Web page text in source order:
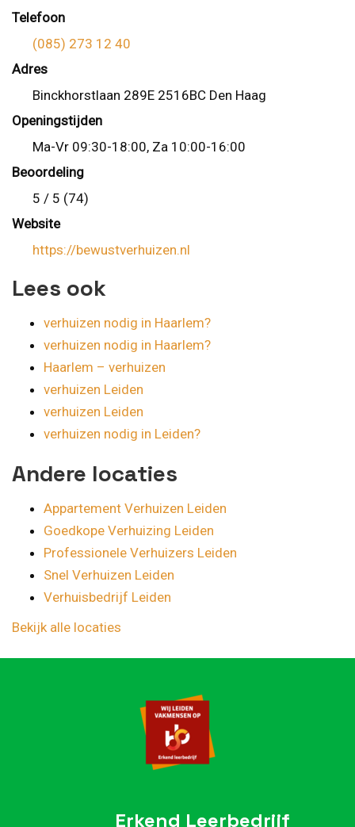
Telefoon
(085) 273 12 40
Adres
Binckhorstlaan 289E 2516BC Den Haag
Openingstijden
Ma-Vr 09:30-18:00, Za 10:00-16:00
Beoordeling
5 / 5 (74)
Website
https://bewustverhuizen.nl
Lees ook
verhuizen nodig in Haarlem?
verhuizen nodig in Haarlem?
Haarlem – verhuizen
verhuizen Leiden
verhuizen Leiden
verhuizen nodig in Leiden?
Andere locaties
Appartement Verhuizen Leiden
Goedkope Verhuizing Leiden
Professionele Verhuizers Leiden
Snel Verhuizen Leiden
Verhuisbedrijf Leiden
Bekijk alle locaties
Erkend Leerbedrijf